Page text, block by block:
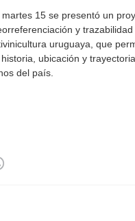
martes 15 se presentó un
y trazabilidad
uruguaya, que
historia, ubicación y
del país.